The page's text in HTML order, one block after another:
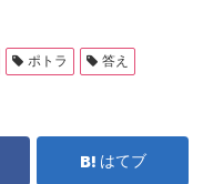
ポトラ 答え
はてブ